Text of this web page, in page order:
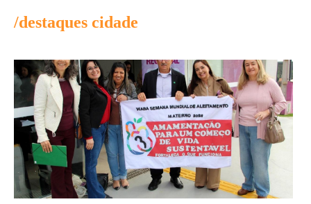
/destaques cidade